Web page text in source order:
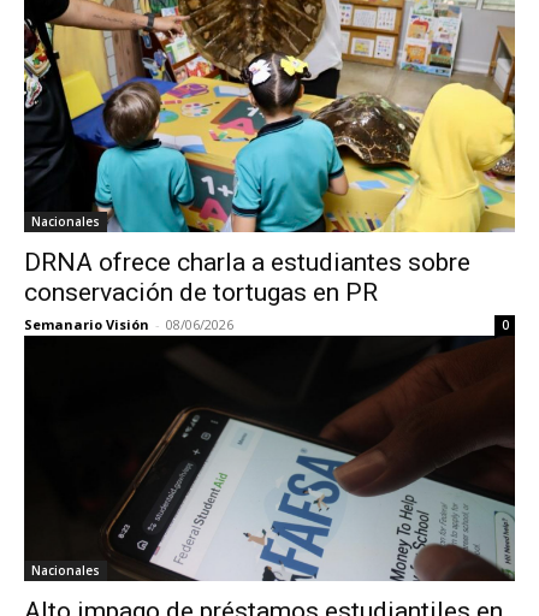
Nacionales
DRNA ofrece charla a estudiantes sobre
conservación de tortugas en PR
Semanario Visión - 08/06/2026 0
Nacionales